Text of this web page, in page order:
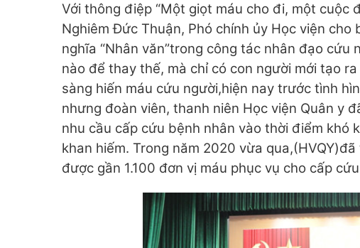
Với thông điệp “Một giọt máu cho đi, một cuộc
Nghiêm Đức Thuận, Phó chính ủy Học viện
nghĩa “Nhân văn”trong công tác nhân đạo cứu
nào để thay thế, mà chỉ có con người mới tạo
sàng hiến máu cứu người,hiện nay trước tình
nhưng đoàn viên, thanh niên Học viện Quân y
nhu cầu cấp cứu bệnh nhân vào thời điểm khó
khan hiếm. Trong năm 2020 vừa
được gần 1.100 đơn vị máu phục vụ cho cấp